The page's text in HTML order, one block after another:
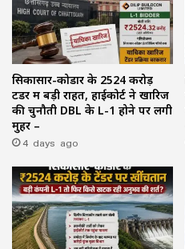
सिकासार-कोडार के ₹2524 करोड़
टेंडर में बड़ी राहत, हाईकोर्ट ने खारिज
की चुनौती DBL के L-1 होने पर लगी
मुहर –
4 days ago